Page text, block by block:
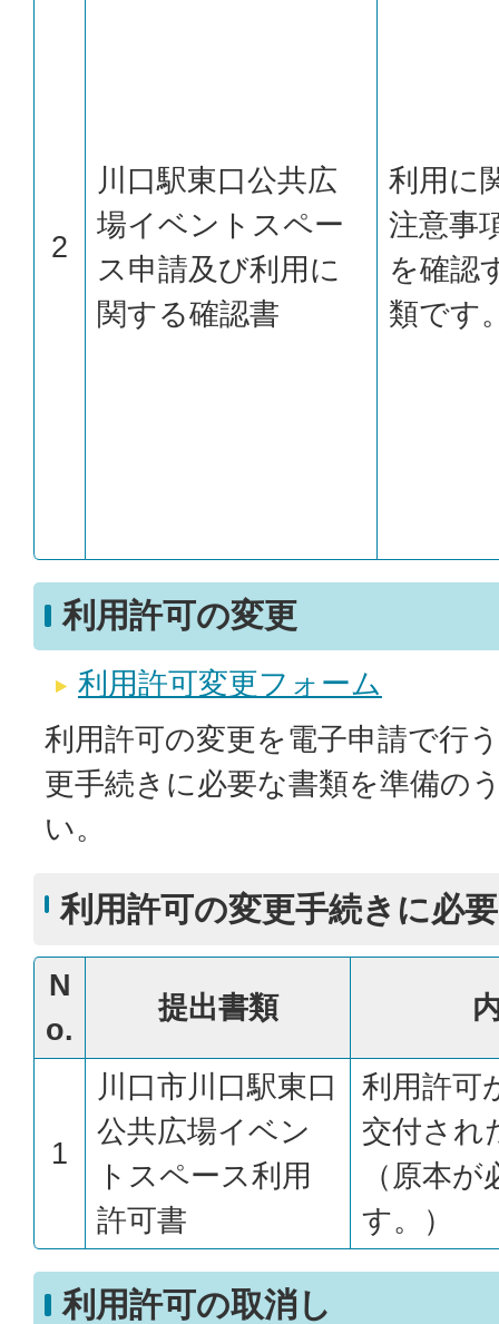
2
川口駅東口公共広
場イベントスペー
ス申請及び利用に
関する確認書
利用に
注意事
を確認
類です
利用許可の変更
利用許可変更フォーム
利用許可の変更を電子申請で行
更手続きに必要な書類を準備の
い。
利用許可の変更手続きに必
N
o.
提出書類
1
川口市川口駅東口
公共広場イベン
トスペース利用
許可書
利用許可
交付され
（原本
す。）
利用許可の取消し